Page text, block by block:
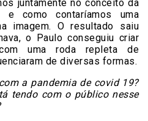
juntamente no conceito da
e como contaríamos uma
imagem. O resultado saiu
o Paulo conseguiu criar
uma roda repleta de
de diversas formas.
a pandemia de covid 19?
tendo com o público nesse